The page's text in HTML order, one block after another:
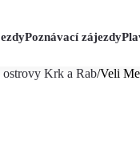
Poznávací zájezdy
ostrovy Krk a Rab/Veli